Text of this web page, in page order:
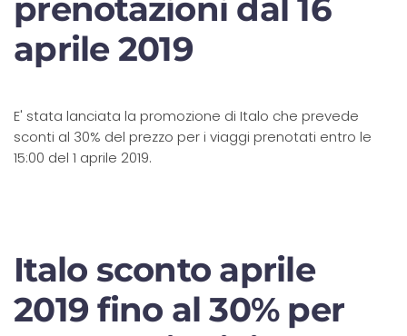
prenotazioni dal 16
aprile 2019
E' stata lanciata la promozione di Italo che prevede
sconti al 30% del prezzo per i viaggi prenotati entro le
15:00 del 1 aprile 2019.
Italo sconto aprile
2019 fino al 30% per